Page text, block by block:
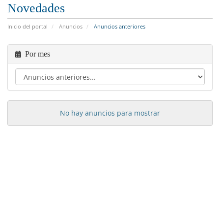
Novedades
Inicio del portal Anuncios Anuncios anteriores
Por mes
No hay anuncios para mostrar